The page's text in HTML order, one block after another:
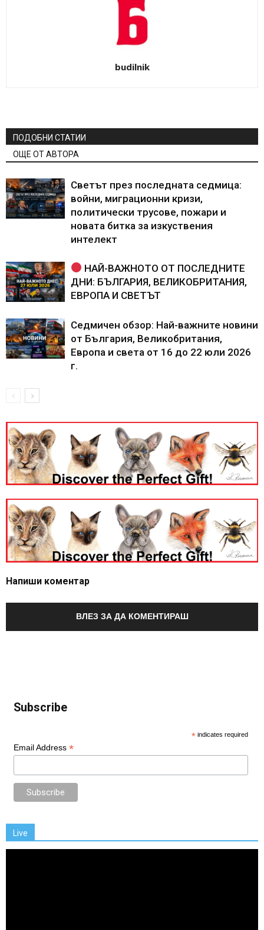
budilnik
ПОДОБНИ СТАТИИ
ОЩЕ ОТ АВТОРА
Светът през последната седмица:
войни, миграционни кризи,
политически трусове, пожари и
новата битка за изкуствения
интелект
НАЙ-ВАЖНОТО ОТ ПОСЛЕДНИТЕ
ДНИ: БЪЛГАРИЯ, ВЕЛИКОБРИТАНИЯ,
ЕВРОПА И СВЕТЪТ
Седмичен обзор: Най-важните новини
от България, Великобритания,
Европа и света от 16 до 22 юли 2026
г.
Напиши коментар
ВЛЕЗ ЗА ДА КОМЕНТИРАШ
Subscribe
* indicates required
Email Address *
Live